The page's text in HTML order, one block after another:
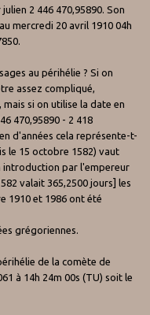
2 446 470,95890. Son
mercredi 20 avril 1910 04h
au périhélie ? Si on
assez compliqué,
si on utilise la date en
470,95890 - 2 418
d'années cela représente-t-
le 15 octobre 1582) vaut
introduction par l'empereur
valait 365,2500 jours] les
1910 et 1986 ont été
grégoriennes.
de la comète de
à 14h 24m 00s (TU) soit le